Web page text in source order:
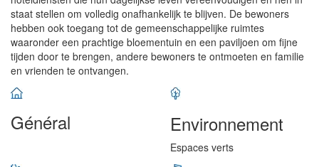
staat stellen om volledig onafhankelijk te blijven. De bewoners
hebben ook toegang tot de gemeenschappelijke ruimtes
waaronder een prachtige bloementuin en een paviljoen om fijne
tijden door te brengen, andere bewoners te ontmoeten en familie
en vrienden te ontvangen.
Général Environnement
Espaces verts